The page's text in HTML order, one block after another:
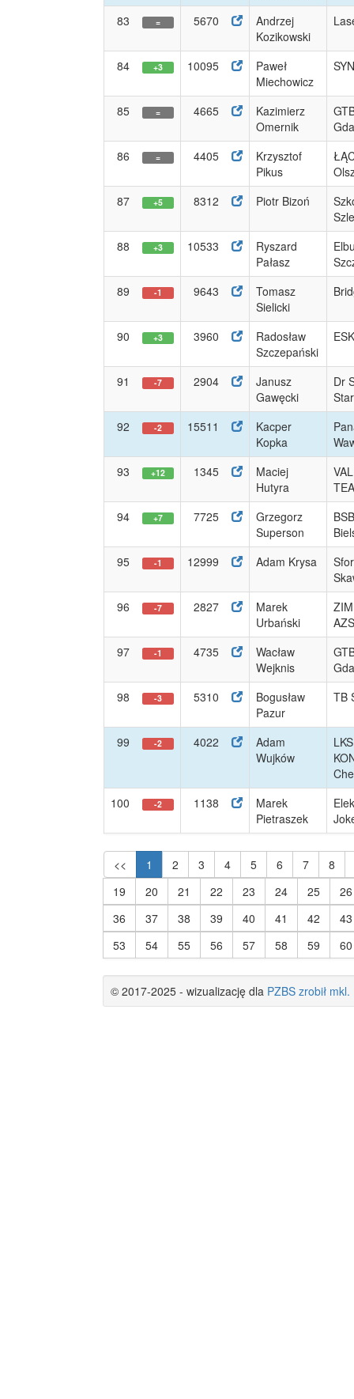
83 = 5670
Andrzej
Kozikowski
84 +3 10095
Paweł
Miechowicz
85 = 4665
Kazimierz
Omernik
86
= 4405
Krzysztof
Pikus
87
+5 8312 Piotr Bizoń
88
+3 10533
Ryszard
Pałasz
89
-1 9643
Tomasz
Sielicki
90 +3 3960
Radosław
Szczepański
91 -7 2904
Janusz
Gawęcki
Dr
92
-2 15511
Kacper
Kopka
93
+12 1345
Maciej
Hutyra
94
+7 7725
Grzegorz
Superson
95
-1 12999 Adam Krysa
96
-7 2827
Marek
Urbański
97
-1 4735
Wacław
Wejknis
98
-3 5310
Bogusław
Pazur
TB
99 -2 4022
Adam
Wujków
100
-2 1138
Marek
Pietraszek
<< 1 2 3 4 5 6 7
8
19
20 21 22 23 24 25
26
36
37 38 39 40 41 42
43
53
54 55 56 57 58 59 60
© 2017-2025 - wizualizację dla PZBS zrobił mkl.